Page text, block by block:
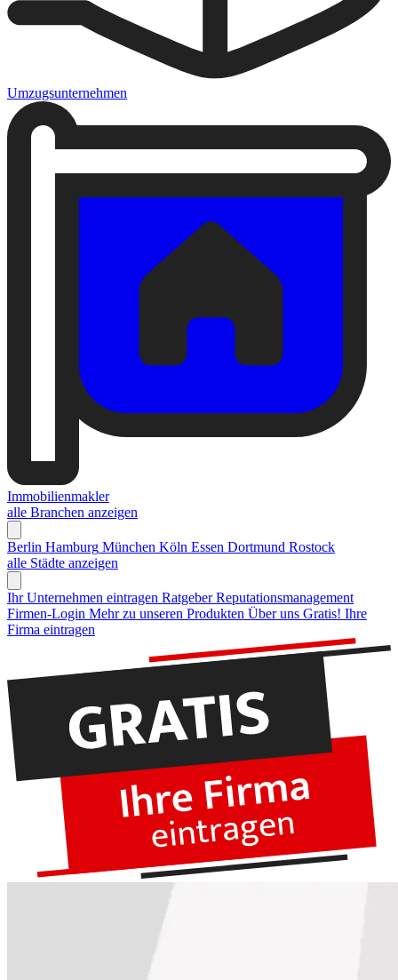
Umzugsunternehmen
Immobilienmakler
alle Branchen anzeigen
Berlin Hamburg München Köln Essen Dortmund Rostock
alle Städte anzeigen
Ihr Unternehmen eintragen Ratgeber Reputationsmanagement
Firmen-Login Mehr zu unseren Produkten Über uns Gratis! Ihre
Firma eintragen